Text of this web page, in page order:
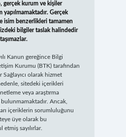
gerçek kurum ve kişiler
yapılmamaktadır. Gerçek
isim benzerlikleri tamamen
bilgiler taslak halindedir
Kanun gereğince Bilgi
Kurumu (BTK) tarafından
Sağlayıcı olarak hizmet
sitedeki içerikleri
veya araştırma
Ancak,
içeriklerin sorumluluğunu
üye olarak bu
sayılırlar.